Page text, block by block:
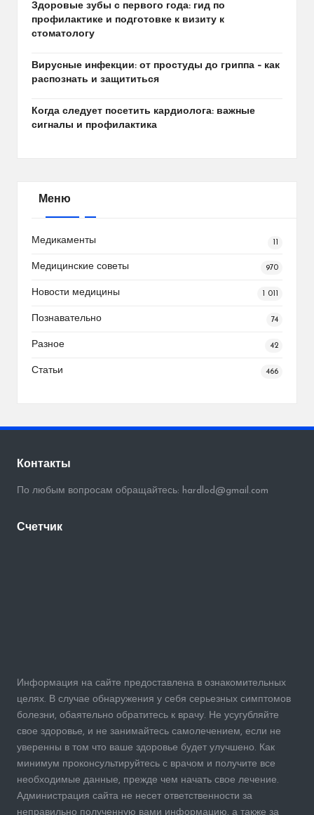
Здоровые зубы с первого года: гид по
профилактике и подготовке к визиту к
стоматологу
Вирусные инфекции: от простуды до гриппа – как
распознать и защититься
Когда следует посетить кардиолога: важные
сигналы и профилактика
Меню
Медикаменты
Медицинские советы 970
Новости медицины 1 011
Познавательно 74
Разное 42
Статьи 466
Контакты
По любым вопросам обращайтесь: hardlod@gmail.com
Счетчик
Информация на сайте предоставлена в ознакомительных
целях. В случае обнаружения у себя серьезных симптомов
болезни, обаятельно обратитесь к врачу. Не усугубляйте
свое здоровье, и не занимайтесь самолечением, если не
уверенны в том что ваше здоровье будет улучшено. Как
минимум проконсультируйтесь с врачом и получите все
необходимые данные, прежде чем начать свое лечение.
Администрация сайта не несет ответственности за
неправильно полученную вами информацию, а также за